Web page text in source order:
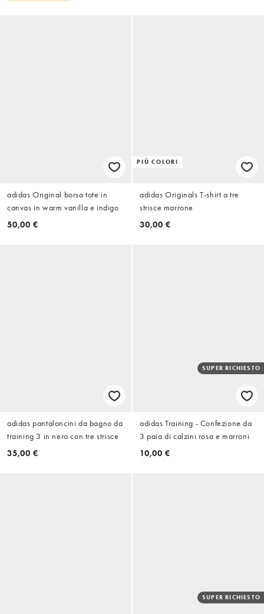
adidas Original borsa tote in
canvas in warm vanilla e indigo
50,00 €
PIÙ COLORI
adidas Originals T-shirt a tre
strisce marrone
30,00 €
adidas pantaloncini da bagno da
training 3 in nero con tre strisce
35,00 €
SUPER RICHIESTO
adidas Training - Confezione da
3 paia di calzini rosa e marroni
10,00 €
SUPER RICHIESTO